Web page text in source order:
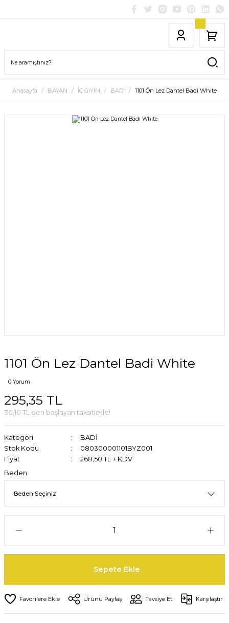
Anasayfa BAYAN İÇ GİYİM BADİ 1101 Ön Lez Dantel Badi White
1101 Ön Lez Dantel Badi White
0 Yorum
295,35 TL
30,10 TL den başlayan taksitlerle!
Kategori
BADİ
Stok Kodu
080300001101BYZ001
Fiyat
268,50 TL + KDV
Beden
Sepete Ekle
Ürünü Paylaş Tavsiye Et Karşılaştır